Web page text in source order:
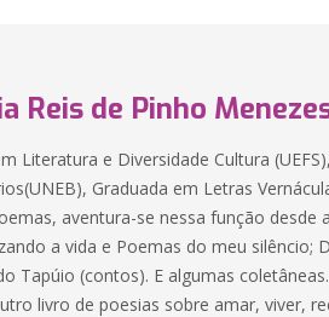
Reis de Pinho
Literatura e Diversidade Cultura
Graduada em Letras
aventura-se nessa função desde
a vida e Poemas do meu silêncio;
Tapúio (contos). E algumas
livro de poesias sobre amar, viver,